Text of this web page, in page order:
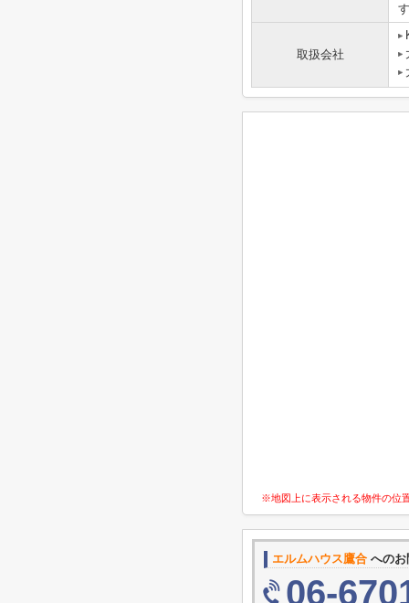
取扱会社
※地図上に表示される物件の位
エルムハウス鷹合 への
06-